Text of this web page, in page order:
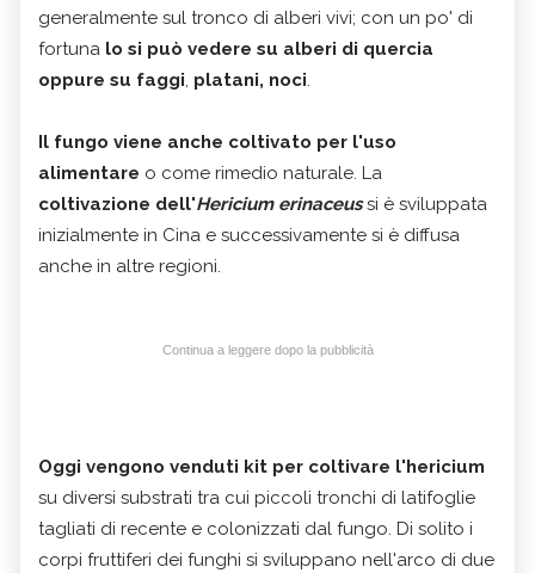
generalmente sul tronco di alberi vivi; con un po' di
fortuna lo si può vedere su alberi di quercia
oppure su faggi, platani, noci.
Il fungo viene anche coltivato per l'uso
alimentare o come rimedio naturale. La
coltivazione dell'Hericium erinaceussi è sviluppata
inizialmente in Cina e successivamente si è diffusa
anche in altre regioni.
Continua a leggere dopo la pubblicità
Oggi vengono venduti kit per coltivare l'hericium
su diversi substrati tra cui piccoli tronchi di latifoglie
tagliati di recente e colonizzati dal fungo. Di solito i
corpi fruttiferi dei funghi si sviluppano nell'arco di due